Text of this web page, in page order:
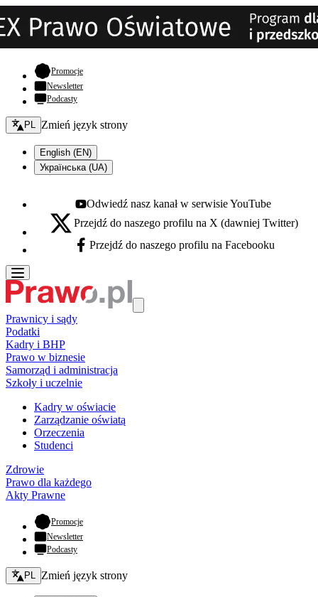
Promocje- otwiera się w nowej karcie
Newsletter
Podcasty
Zmień język - bieżący:
PL Zmień język strony
English (EN)
Українська (UA)
Youtube - otwiera się w nowej karcie
Odwiedź nasz kanał w serwisie YouTube
X - otwiera się w nowej karcie
Przejdź do naszego profilu na X (dawniej Twitter)
Facebook - otwiera się w nowej karcie
Przejdź do naszego profilu na Facebooku
Prawnicy i sądy
Podatki
Kadry i BHP
Prawo w biznesie
Samorząd i administracja
Szkoły i uczelnie
Kadry w oświacie
Zarządzanie oświatą
Orzeczenia
Studenci
Zdrowie
Prawo dla każdego
Akty Prawne
Promocje- otwiera się w nowej karcie
Newsletter
Podcasty
Zmień język - bieżący:
PL Zmień język strony